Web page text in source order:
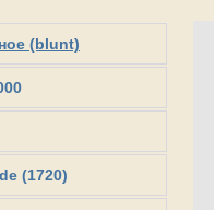
(blunt)
(1720)